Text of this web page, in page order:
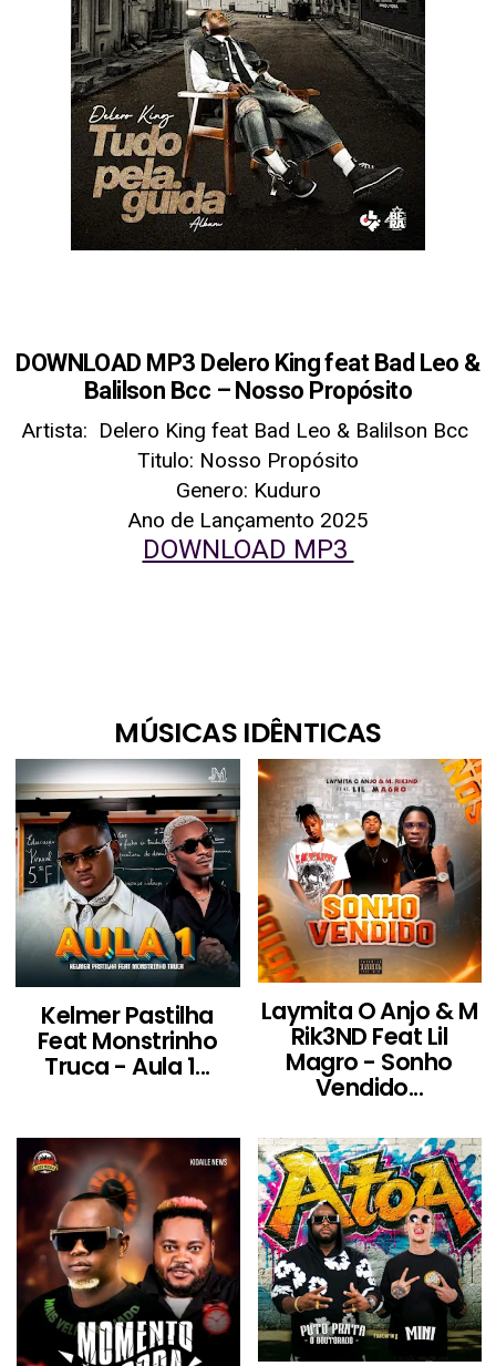
DOWNLOAD MP3 Delero King feat Bad Leo &
Balilson Bcc – Nosso Propósito
Artista: Delero King feat Bad Leo & Balilson Bcc
Titulo: Nosso Propósito
Genero: Kuduro
Ano de Lançamento 2025
DOWNLOAD MP3
MÚSICAS IDÊNTICAS
Kelmer Pastilha
Feat Monstrinho
Truca - Aula 1...
Laymita O Anjo & M
Rik3ND Feat Lil
Magro - Sonho
Vendido...